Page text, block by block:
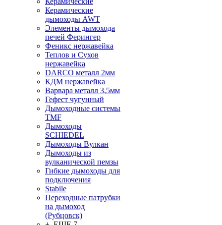
Керамические
дымоходы AWT
Элементы дымохода
печей Ферингер
Феникс нержавейка
Теплов и Сухов
нержавейка
DARCO металл 2мм
КДМ нержавейка
Варвара металл 3,5мм
Гефест чугунный
Дымоходные системы
TMF
Дымоходы
SCHIEDEL
Дымоходы Вулкан
Дымоходы из
вулканической пемзы
Гибкие дымоходы для
подключения
Stabile
Переходные патрубки
на дымоход
(Рубцовск)